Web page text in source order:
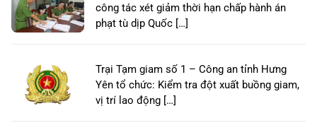
công tác xét giảm thời hạn chấp hành án
phạt tù dịp Quốc […]
Trại Tạm giam số 1 – Công an tỉnh Hưng
Yên tổ chức: Kiểm tra đột xuất buồng giam,
vị trí lao động […]